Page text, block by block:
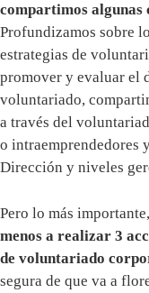
compartimos algunas
Profundizamos sobre
estrategias de
promover y evaluar el
voluntariado,
a través del
o intraemprendedores
Dirección y niveles
Pero lo más importante,
menos a realizar 3
de voluntariado
segura de que va a